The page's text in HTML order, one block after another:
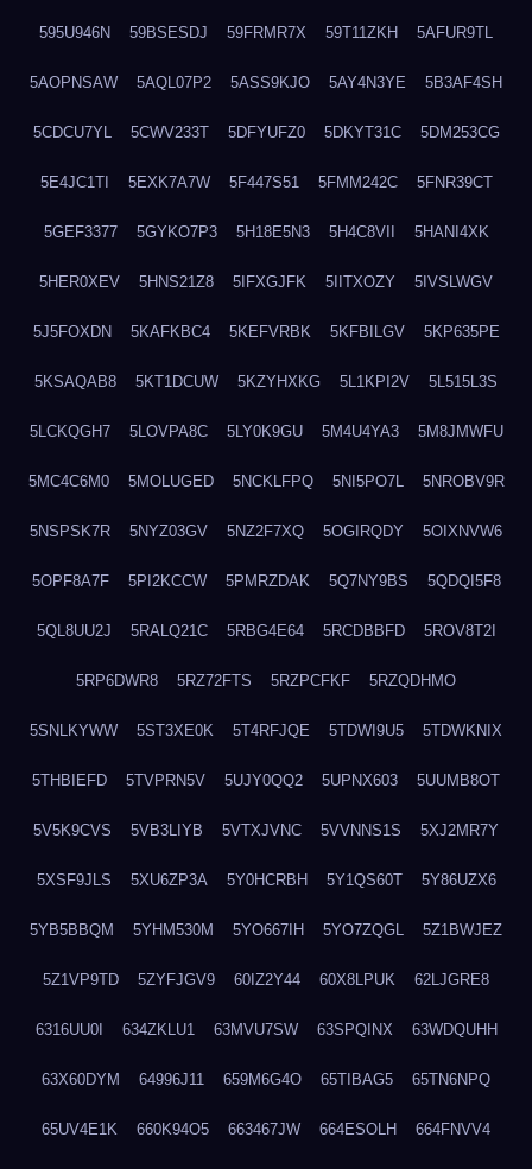
595U946N 59BSESDJ 59FRMR7X 59T11ZKH 5AFUR9TL
5AOPNSAW 5AQL07P2 5ASS9KJO 5AY4N3YE 5B3AF4SH
5CDCU7YL 5CWV233T 5DFYUFZ0 5DKYT31C 5DM253CG
5E4JC1TI 5EXK7A7W 5F447S51 5FMM242C 5FNR39CT
5GEF3377 5GYKO7P3 5H18E5N3 5H4C8VII 5HANI4XK
5HER0XEV 5HNS21Z8 5IFXGJFK 5IITXOZY 5IVSLWGV
5J5FOXDN 5KAFKBC4 5KEFVRBK 5KFBILGV 5KP635PE
5KSAQAB8 5KT1DCUW 5KZYHXKG 5L1KPI2V 5L515L3S
5LCKQGH7 5LOVPA8C 5LY0K9GU 5M4U4YA3 5M8JMWFU
5MC4C6M0 5MOLUGED 5NCKLFPQ 5NI5PO7L 5NROBV9R
5NSPSK7R 5NYZ03GV 5NZ2F7XQ 5OGIRQDY 5OIXNVW6
5OPF8A7F 5PI2KCCW 5PMRZDAK 5Q7NY9BS 5QDQI5F8
5QL8UU2J 5RALQ21C 5RBG4E64 5RCDBBFD 5ROV8T2I
5RP6DWR8 5RZ72FTS 5RZPCFKF 5RZQDHMO
5SNLKYWW 5ST3XE0K 5T4RFJQE 5TDWI9U5 5TDWKNIX
5THBIEFD 5TVPRN5V 5UJY0QQ2 5UPNX603 5UUMB8OT
5V5K9CVS 5VB3LIYB 5VTXJVNC 5VVNNS1S 5XJ2MR7Y
5XSF9JLS 5XU6ZP3A 5Y0HCRBH 5Y1QS60T 5Y86UZX6
5YB5BBQM 5YHM530M 5YO667IH 5YO7ZQGL 5Z1BWJEZ
5Z1VP9TD 5ZYFJGV9 60IZ2Y44 60X8LPUK 62LJGRE8
6316UU0I 634ZKLU1 63MVU7SW 63SPQINX 63WDQUHH
63X60DYM 64996J11 659M6G4O 65TIBAG5 65TN6NPQ
65UV4E1K 660K94O5 663467JW 664ESOLH 664FNVV4